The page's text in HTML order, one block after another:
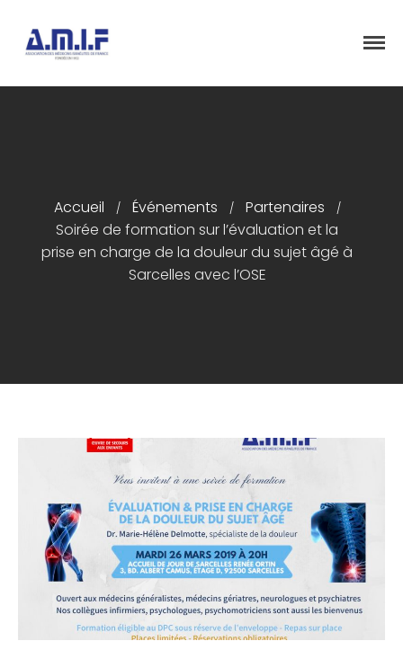
Présentation
Articles
Événements
Congrès 2018
Congrès 2020
Accueil / Événements / Partenaires /
Soirée de formation sur l’évaluation et la
prise en charge de la douleur du sujet âgé à
Sarcelles avec l’OSE